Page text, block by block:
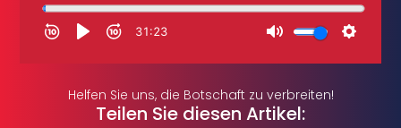
Helfen Sie uns, die Botschaft zu verbreiten!
Teilen Sie diesen Artikel: